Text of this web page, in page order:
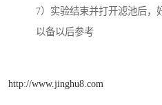
7）实验结束并打开滤池后，
以备以后参考
http://www.jinghu8.com